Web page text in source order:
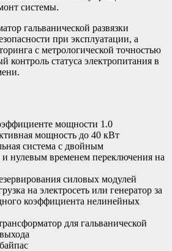
системы.
гальванической развязки
при эксплуатации, а
с метрологической точностью
контроль статуса электропитания в
мощности 1.0
мощность до 40 кВт
система с двойным
и нулевым временем переключения на
силовых модулей
на электросеть или генератор за
коэффициента нелинейных
для гальванической